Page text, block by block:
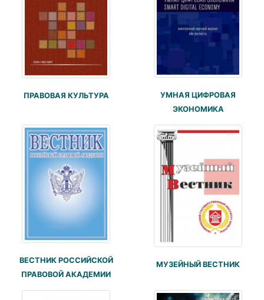
ПРАВОВАЯ КУЛЬТУРА
УМНАЯ ЦИФРОВАЯ
ЭКОНОМИКА
ВЕСТНИК РОССИЙСКОЙ
ПРАВОВОЙ АКАДЕМИИ
МУЗЕЙНЫЙ ВЕСТНИК